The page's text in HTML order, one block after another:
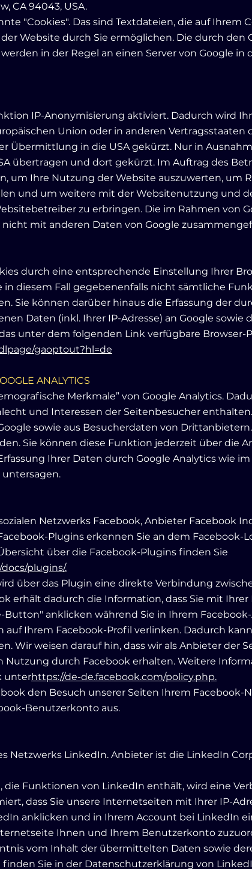
CA 94043, USA.
"Cookies". Das sind Textdateien, die auf Ihrem
Website durch Sie ermöglichen. Die durch
in der Regel an einen Server von Google in
IP-Anonymisierung aktiviert. Dadurch wird
Union oder in anderen Vertragsstaaten
Übermittlung in die USA gekürzt. Nur in
übertragen und dort gekürzt. Im Auftrag des
um Ihre Nutzung der Website auszuwerten, um
und um weitere mit der Websitenutzung und
zu erbringen. Die im Rahmen von
mit anderen Daten von Google
durch eine entsprechende Einstellung Ihrer
in diesem Fall gegebenenfalls nicht sämtliche
Sie können darüber hinaus die Erfassung der
Daten (inkl. Ihrer IP-Adresse) an Google sowie
unter dem folgenden Link verfügbare
gaoptout?hl=de
ANALYTICS
Merkmale” von Google Analytics.
und Interessen der Seitenbesucher
sowie aus Besucherdaten von
Sie können diese Funktion jederzeit über die
Ihrer Daten durch Google Analytics wie
untersagen.
Netzwerks Facebook, Anbieter Facebook
Plugins erkennen Sie an dem
über die Facebook-Plugins finden Sie
plugins/.
über das Plugin eine direkte Verbindung
erhält dadurch die Information, dass Sie mit
Button" anklicken während Sie in Ihrem
auf Ihrem Facebook-Profil verlinken. Dadurch
Wir weisen darauf hin, dass wir als Anbieter der
durch Facebook erhalten. Weitere
unterhttps://de-de.facebook.com/policy.php.
den Besuch unserer Seiten Ihrem
Benutzerkonto aus.
Netzwerks LinkedIn. Anbieter ist die LinkedIn
die Funktionen von LinkedIn enthält, wird eine
dass Sie unsere Internetseiten mit Ihrer IP-
anklicken und in Ihrem Account bei LinkedIn
Ihnen und Ihrem Benutzerkonto
vom Inhalt der übermittelten Daten sowie
Sie in der Datenschutzerklärung von